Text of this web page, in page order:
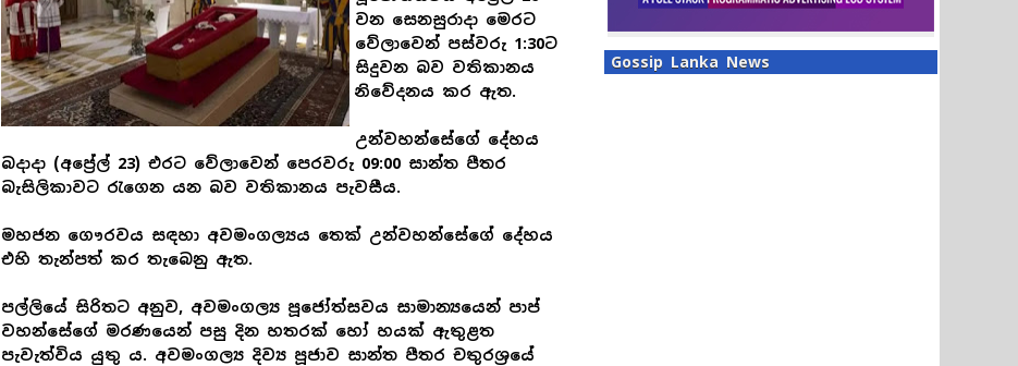
වන සෙනසුරාදා මෙරට
වේලාවෙන් පස්වරු 1:30ට
සිදුවන බව වතිකානය
නිවේදනය කර ඇත.
උන්වහන්සේගේ දේහය
බදාදා (අප්‍රේල් 23) එරට වේලාවෙන් පෙරවරු 09:00 සාන්ත පීතර
බැසිලිකාවට රැගෙන යන බව වතිකානය පැවසීය.
මහජන ගෞරවය සඳහා අවමංගල්‍යය තෙක් උන්වහන්සේගේ දේහය
එහි තැන්පත් කර තැබෙනු ඇත.
පල්ලියේ සිරිතට අනුව, අවමංගල්‍ය පූජෝත්සවය සාමාන්‍යයෙන් පාප්
වහන්සේගේ මරණයෙන් පසු දින හතරක් හෝ හයක් ඇතුළත
පැවැත්විය යුතු ය. අවමංගල්‍ය දිව්‍ය පූජාව සාන්ත පීතර චතුරශ්‍රයේ
Gossip Lanka News